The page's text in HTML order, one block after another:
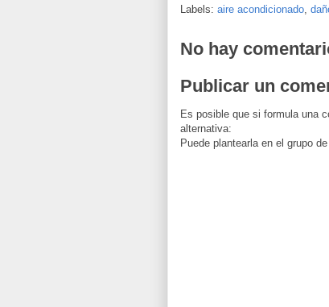
Labels: aire acondicionado,
No hay
Publicar un
Es posible que si formula una
alternativa:
Puede plantearla en el grupo